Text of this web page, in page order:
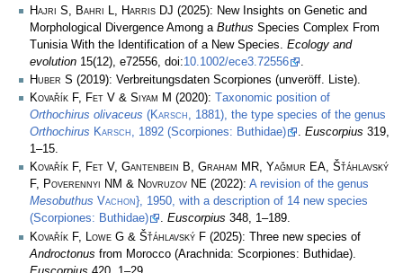
Hajri S, Bahri L, Harris DJ (2025): New Insights on Genetic and
Morphological Divergence Among a Buthus Species Complex From
Tunisia With the Identification of a New Species. Ecology and
evolution 15(12), e72556, doi:10.1002/ece3.72556
Huber S (2019): Verbreitungsdaten Scorpiones (unveröff. Liste).
Kovařík F, Fet V & Siyam M (2020):
Тaxonomic position of
Orthochirus olivaceus (Karsch, 1881), the type species of the genus
Orthochirus Karsch, 1892 (Scorpiones: Buthidae) . Euscorpius 319,
1–15.
Kovařík F, Fet V, Gantenbein B, Graham MR, Yağmur EA, Šťáhlavský
F, Poverennyi NM & Novruzov NE (2022): A revision of the genus
Mesobuthus Vachon}, 1950, with a description of 14 new species
(Scorpiones: Buthidae)
. Euscorpius 348, 1–189.
Kovařík F, Lowe G & Šťáhlavský F (2025): Three new species of
Androctonus from Morocco (Arachnida: Scorpiones: Buthidae).